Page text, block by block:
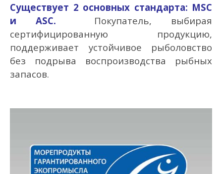
Существует 2 основных стандарта: MSC
и ASC.
Покупатель, выбирая
сертифицированную продукцию,
поддерживает устойчивое рыболовство
без подрыва воспроизводства рыбных
запасов.